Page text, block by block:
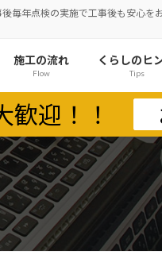
毎年点検の実施で工事後も安心を
施工の流れ
Flow
くらしのヒ
Tips
迎！！